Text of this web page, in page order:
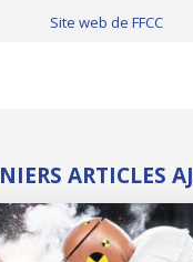
Site web de FFCC
ARTICLES